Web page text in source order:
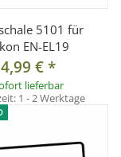
5101 für
EN-EL19
4,99 €*
lieferbar
1 - 2 Werktage